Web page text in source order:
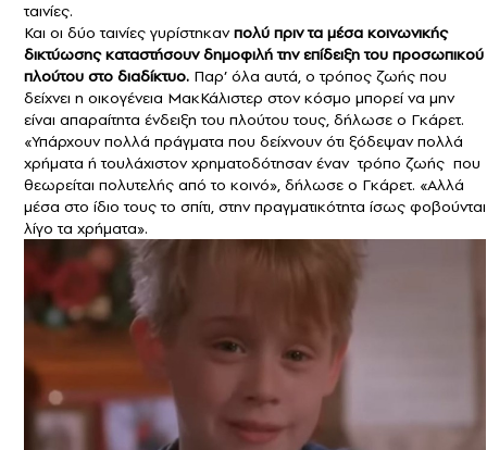
ταινίες.
Και οι δύο ταινίες γυρίστηκανπολύ πριν τα μέσα κοινωνικής
δικτύωσης καταστήσουν δημοφιλή την επίδειξη του προσωπικού
πλούτου στο διαδίκτυο. Παρ’ όλα αυτά, ο τρόπος ζωής που
δείχνει η οικογένεια ΜακΚάλιστερ στον κόσμο μπορεί να μην
είναι απαραίτητα ένδειξη του πλούτου τους, δήλωσε ο Γκάρετ.
«Υπάρχουν πολλά πράγματα που δείχνουν ότι ξόδεψαν πολλά
χρήματα ή τουλάχιστον χρηματοδότησαν έναν τρόπο ζωής που
θεωρείται πολυτελής από το κοινό», δήλωσε ο Γκάρετ. «Αλλά
μέσα στο ίδιο τους το σπίτι, στην πραγματικότητα ίσως φοβούνται
λίγο τα χρήματα».